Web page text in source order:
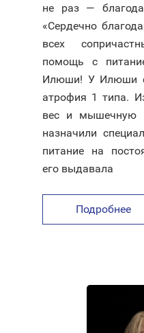
не раз —
«Сердечно
всех
помощь с
Илюши! У Илюши
атрофия 1 типа.
вес и мышечную
назначили
питание на
его выдавала
Подробнее